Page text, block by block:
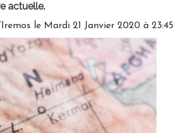
actuelle.
le Mardi 21 Janvier 2020 à 23:45